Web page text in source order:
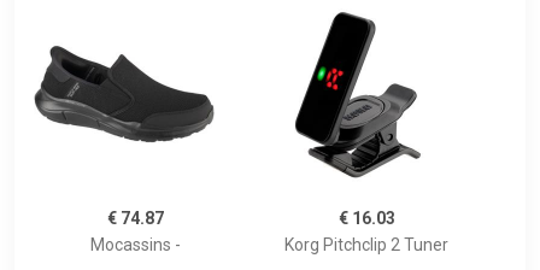
€ 74.87
Mocassins -
€ 16.03
Korg Pitchclip 2 Tuner